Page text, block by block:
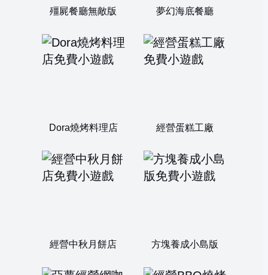
殭屍餐廳無敵版 夢幻海底餐廳
Dora燒烤料理店 經營蛋糕工廠
經營中秋月餅店 方塊養成小島版